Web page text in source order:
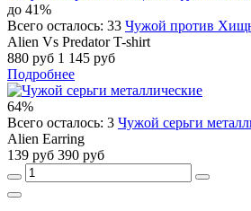
до 41%
Всего осталось: 33 Чужой против
Alien Vs Predator T-shirt
880 руб 1 145 руб
Подробнее
64%
Всего осталось: 3 Чужой серьги
Alien Earring
139 руб 390 руб